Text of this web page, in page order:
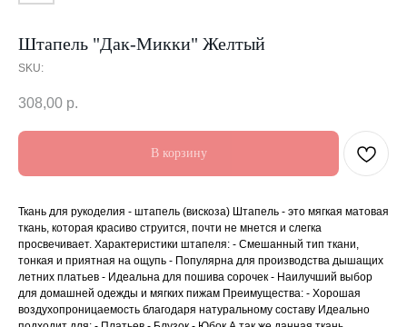
Штапель "Дак-Микки" Желтый
SKU:
308,00 р.
В корзину
Ткань для рукоделия - штапель (вискоза) Штапель - это мягкая матовая
ткань, которая красиво струится, почти не мнется и слегка
просвечивает. Характеристики штапеля: - Смешанный тип ткани,
тонкая и приятная на ощупь - Популярна для производства дышащих
летних платьев - Идеальна для пошива сорочек - Наилучший выбор
для домашней одежды и мягких пижам Преимущества: - Хорошая
воздухопроницаемость благодаря натуральному составу Идеально